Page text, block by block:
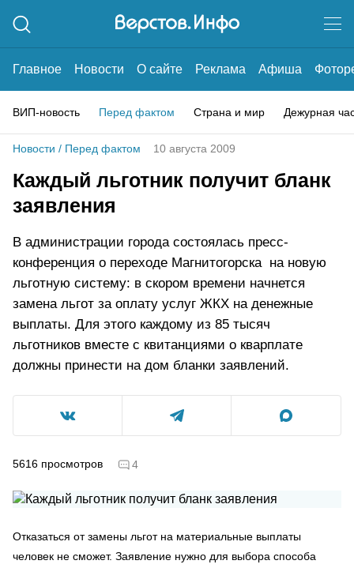
Главное Новости О сайте Реклама Афиша
ВИП-новость Перед фактом Страна и мир Дежурная
Новости / Перед фактом 10 августа 2009
Каждый льготник получит бланк
заявления
В администрации города состоялась пресс-
конференция о переходе Магнитогорска на новую
льготную систему: в скором времени начнется
замена льгот за оплату услуг ЖКХ на денежные
выплаты. Для этого каждому из 85 тысяч
льготников вместе с квитанциями о кварплате
должны принести на дом бланки заявлений.
5616 просмотров 4
Отказаться от замены льгот на материальные выплаты
человек не сможет. Заявление нужно для выбора способа